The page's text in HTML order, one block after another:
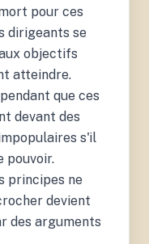
pour ces
dirigeants se
objectifs
atteindre.
que ces
devant des
s'il
pouvoir.
principes ne
devient
des arguments